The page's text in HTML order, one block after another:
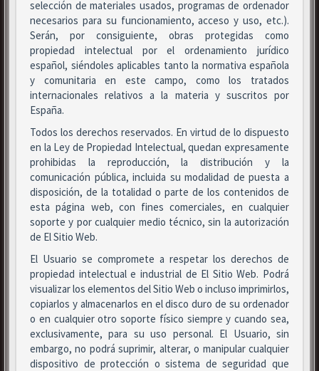
selección de materiales usados, programas de ordenador
necesarios para su funcionamiento, acceso y uso, etc.).
Serán, por consiguiente, obras protegidas como
propiedad intelectual por el ordenamiento jurídico
español, siéndoles aplicables tanto la normativa española
y comunitaria en este campo, como los tratados
internacionales relativos a la materia y suscritos por
España.
Todos los derechos reservados. En virtud de lo dispuesto
en la Ley de Propiedad Intelectual, quedan expresamente
prohibidas la reproducción, la distribución y la
comunicación pública, incluida su modalidad de puesta a
disposición, de la totalidad o parte de los contenidos de
esta página web, con fines comerciales, en cualquier
soporte y por cualquier medio técnico, sin la autorización
de El Sitio Web.
El Usuario se compromete a respetar los derechos de
propiedad intelectual e industrial de El Sitio Web. Podrá
visualizar los elementos del Sitio Web o incluso imprimirlos,
copiarlos y almacenarlos en el disco duro de su ordenador
o en cualquier otro soporte físico siempre y cuando sea,
exclusivamente, para su uso personal. El Usuario, sin
embargo, no podrá suprimir, alterar, o manipular cualquier
dispositivo de protección o sistema de seguridad que